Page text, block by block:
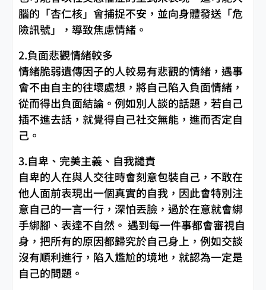
腦的「杏仁核」會捕捉不安，並向身體發送「危
險訊號」，導致焦慮情緒。
2.負面悲觀情緒較多
情緒脆弱遺傳因子的人較易有悲觀的情緒，遇事
會不由自主的往壞處想，將自己陷入負面情緒，
從而得出負面結論。例如別人談的話題，若自己
插不進去話，就覺得自己社交無能，進而否定自
己。
3.自卑、完美主義、自我譴責
自卑的人在與人交往時會刻意包裝自己，不敢在
他人面前表現出一個真實的自我，因此會特別注
意自己的一言一行，深怕丟臉，過於在意就會綁
手綁腳、表達不自然。 遇到每一件事都會審視自
身，把所有的原因都歸究於自己身上，例如交談
沒有順利進行，陷入尷尬的境地，就認為一定是
自己的問題。